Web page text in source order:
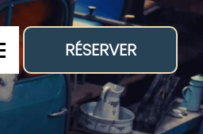
RÉSERVER